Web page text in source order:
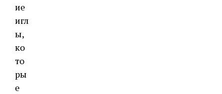
ие
игл
ы,
ко
то
ры
е